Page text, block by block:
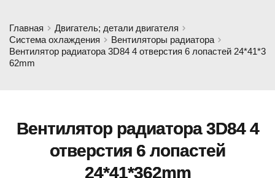
Главная
Двигатель; детали двигателя
Система охлаждения
Вентиляторы радиатора
Вентилятор радиатора 3D84 4 отверстия 6 лопастей 24*41*3
62mm
Вентилятор радиатора 3D84 4
отверстия 6 лопастей
24*41*362mm